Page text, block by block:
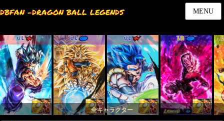
DBFAN -DRAGON BALL LEGENDS MENU
UL UL UL LR
全キャラクター